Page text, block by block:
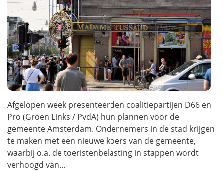
Afgelopen week presenteerden coalitiepartijen D66 en
Pro (Groen Links / PvdA) hun plannen voor de
gemeente Amsterdam. Ondernemers in de stad krijgen
te maken met een nieuwe koers van de gemeente,
waarbij o.a. de toeristenbelasting in stappen wordt
verhoogd van...